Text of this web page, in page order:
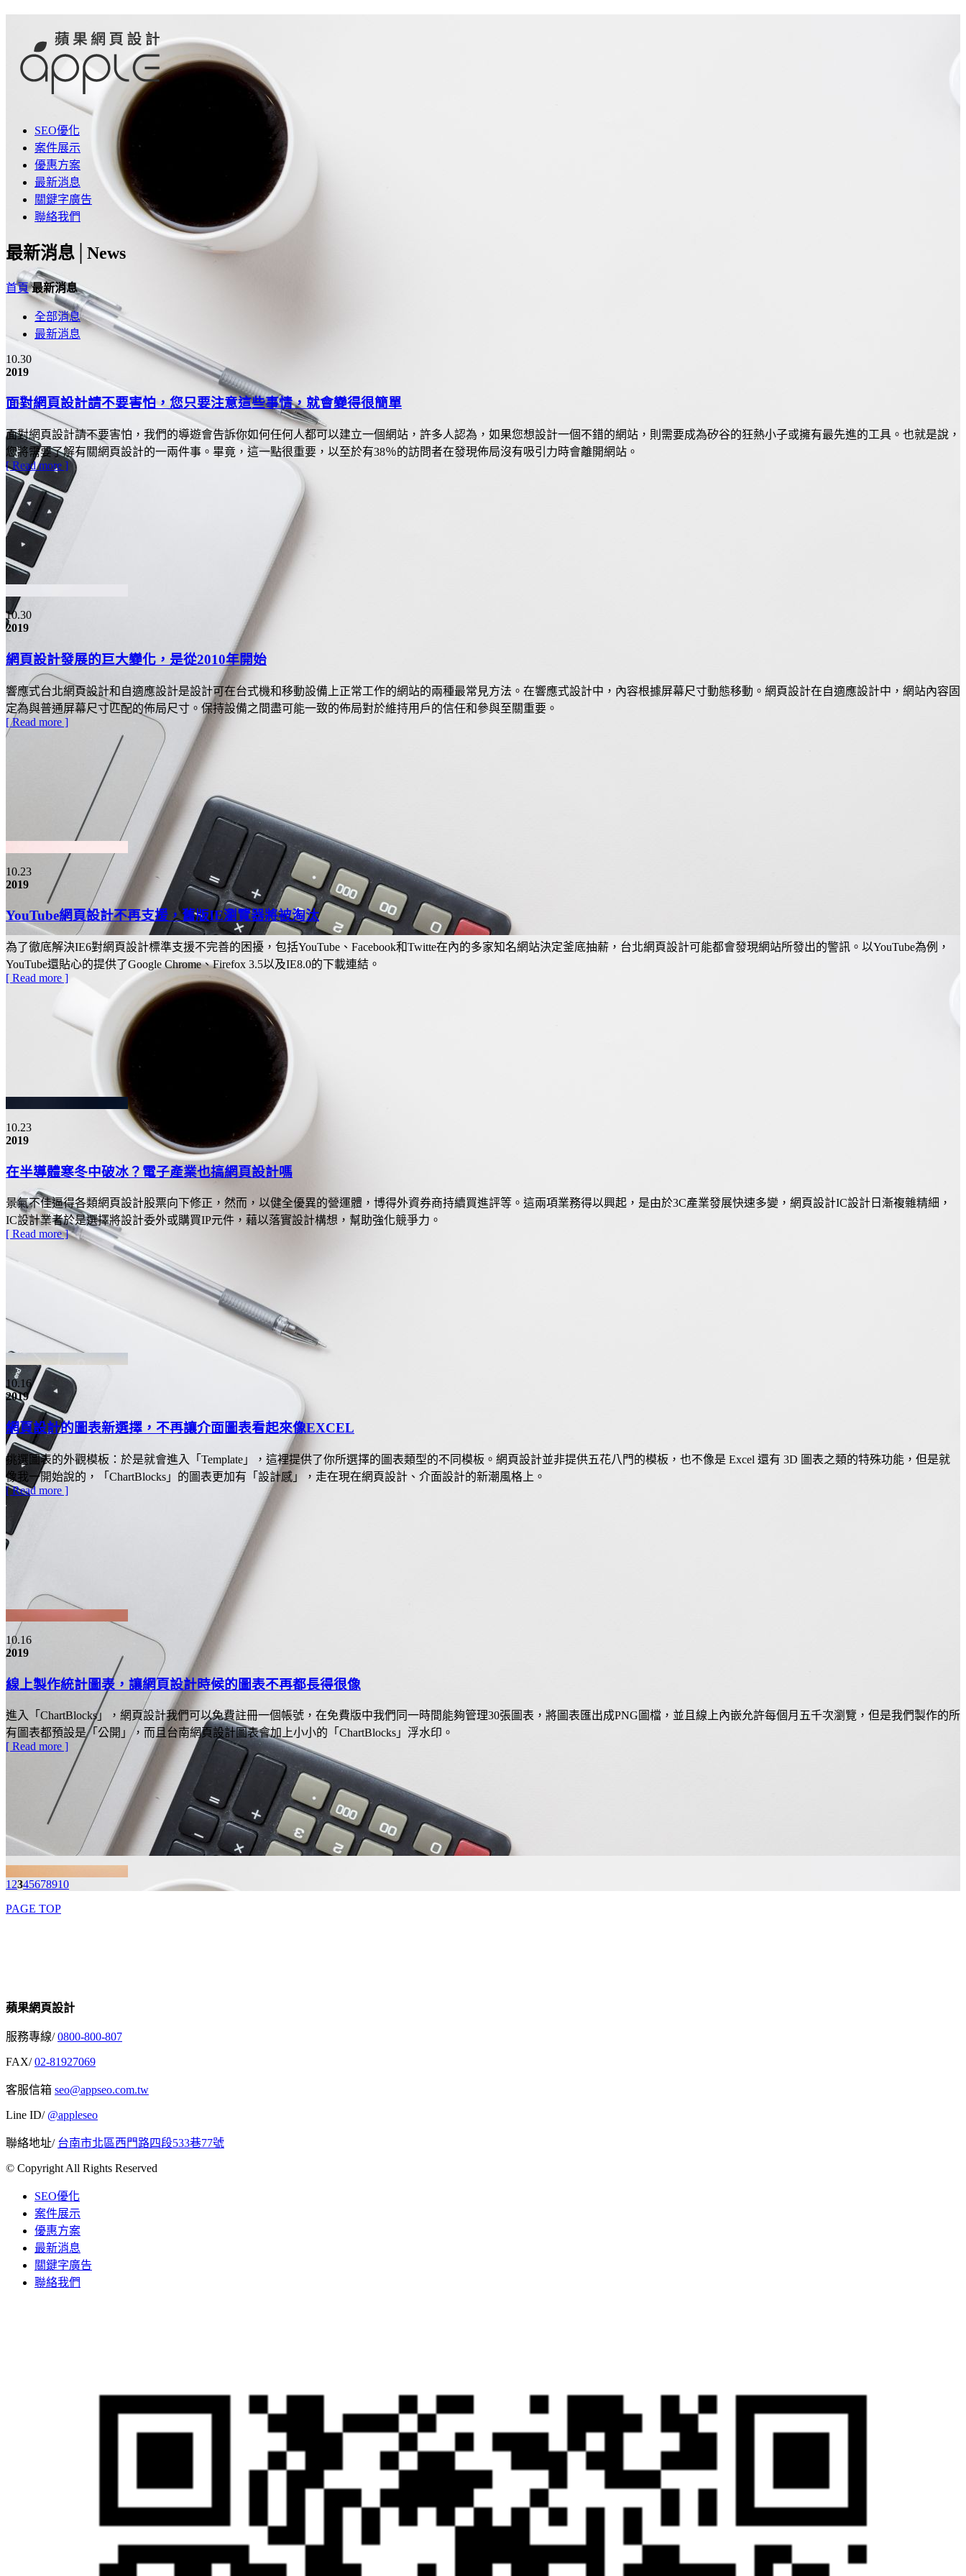
SEO優化
案件展示
優惠方案
最新消息
關鍵字廣告
聯絡我們
最新消息│ News
首頁 最新消息
全部消息
最新消息
10.30
2019
面對網頁設計請不要害怕，您只要注意這些事情，就會變得很簡單
面對網頁設計請不要害怕，我們的導遊會告訴你如何任何人都可以建立一個網站，許多人認為，如果您想設計一個不錯的網站，則需要成為矽谷的狂熱小子或擁有最先進的工具。也就是說，
您將需要了解有關網頁設計的一兩件事。畢竟，這一點很重要，以至於有38％的訪問者在發現佈局沒有吸引力時會離開網站。
[ Read more ]
10.30
2019
網頁設計發展的巨大變化，是從2010年開始
響應式台北網頁設計和自適應設計是設計可在台式機和移動設備上正常工作的網站的兩種最常見方法。在響應式設計中，內容根據屏幕尺寸動態移動。網頁設計在自適應設計中，網站內容固
定為與普通屏幕尺寸匹配的佈局尺寸。保持設備之間盡可能一致的佈局對於維持用戶的信任和參與至關重要。
[ Read more ]
10.23
2019
YouTube網頁設計不再支援，舊版IE瀏覽器將被淘汰
為了徹底解決IE6對網頁設計標準支援不完善的困擾，包括YouTube、Facebook和Twitte在內的多家知名網站決定釜底抽薪，台北網頁設計可能都會發現網站所發出的警訊。以YouTube為例，
YouTube還貼心的提供了Google Chrome、Firefox 3.5以及IE8.0的下載連結。
[ Read more ]
10.23
2019
在半導體寒冬中破冰？電子產業也搞網頁設計嗎
景氣不佳逼得各類網頁設計股票向下修正，然而，以健全優異的營運體，博得外資券商持續買進評等。這兩項業務得以興起，是由於3C產業發展快速多變，網頁設計IC設計日漸複雜精細，
IC設計業者於是選擇將設計委外或購買IP元件，藉以落實設計構想，幫助強化競爭力。
[ Read more ]
10.16
2019
網頁設計的圖表新選擇，不再讓介面圖表看起來像EXCEL
挑選圖表的外觀模板：於是就會進入「Template」，這裡提供了你所選擇的圖表類型的不同模板。網頁設計並非提供五花八門的模板，也不像是 Excel 還有 3D 圖表之類的特殊功能，但是就
像我一開始說的，「ChartBlocks」的圖表更加有「設計感」，走在現在網頁設計、介面設計的新潮風格上。
[ Read more ]
10.16
2019
線上製作統計圖表，讓網頁設計時候的圖表不再都長得很像
進入「ChartBlocks」，網頁設計我們可以免費註冊一個帳號，在免費版中我們同一時間能夠管理30張圖表，將圖表匯出成PNG圖檔，並且線上內嵌允許每個月五千次瀏覽，但是我們製作的所
有圖表都預設是「公開」，而且台南網頁設計圖表會加上小小的「ChartBlocks」浮水印。
[ Read more ]
1 2345678910
PAGE TOP
蘋果網頁設計
服務專線/0800-800-807
FAX/02-81927069
客服信箱 seo@appseo.com.tw
Line ID/ @appleseo
聯絡地址/ 台南市北區西門路四段533巷77號
© Copyright All Rights Reserved
SEO優化
案件展示
優惠方案
最新消息
關鍵字廣告
聯絡我們